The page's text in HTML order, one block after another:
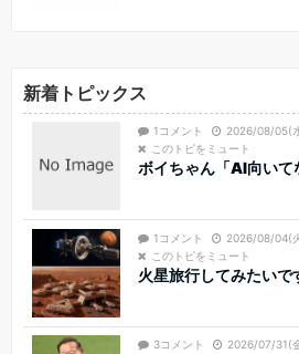
新着トピックス
1コメント
2026/08/05(
このトピをミュート
ボイちゃん「AI向いて
1コメント
2026/08/04(
このトピをミュート
火星旅行してみたいで
3コメント
2026/07/31(